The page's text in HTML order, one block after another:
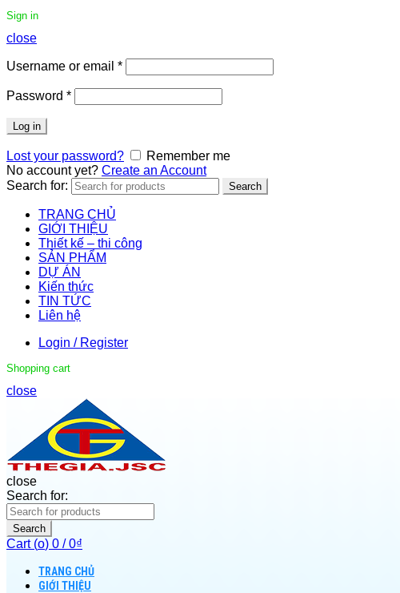
Sign in
close
Username or email *
Password *
Log in
Lost your password?
Remember me
No account yet? Create an Account
Search for:
Search
TRANG CHỦ
GIỚI THIỆU
Thiết kế – thi công
SẢN PHẨM
DỰ ÁN
Kiến thức
TIN TỨC
Liên hệ
Login / Register
Shopping cart
close
close
Search for:
Search
Cart (o) 0 / 0₫
TRANG CHỦ
GIỚI THIỆU